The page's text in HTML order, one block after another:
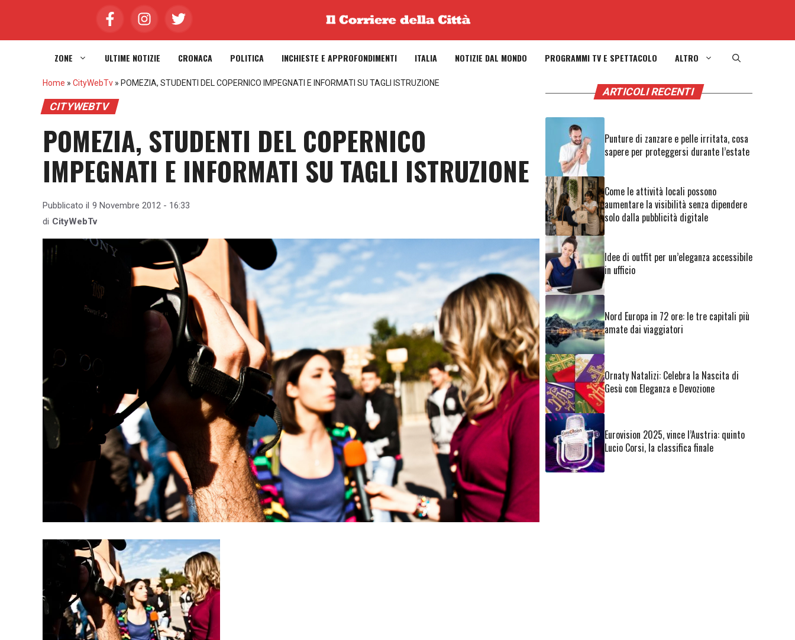
ZONE ULTIME NOTIZIE CRONACA POLITICA INCHIESTE E APPROFONDIMENTI ITALIA NOTIZIE DAL MONDO PROGRAMMI TV E SPETTACOLO ALTRO
Home » CityWebTv » POMEZIA, STUDENTI DEL COPERNICO IMPEGNATI E INFORMATI SU TAGLI ISTRUZIONE
CITYWEBTV
POMEZIA, STUDENTI DEL COPERNICO
IMPEGNATI E INFORMATI SU TAGLI ISTRUZIONE
Pubblicato il 9 Novembre 2012 - 16:33
di CityWebTv
ARTICOLI RECENTI
Punture di zanzare e pelle irritata, cosa
sapere per proteggersi durante l’estate
Come le attività locali possono
aumentare la visibilità senza dipendere
solo dalla pubblicità digitale
Idee di outfit per un’eleganza accessibile
in ufficio
Nord Europa in 72 ore: le tre capitali più
amate dai viaggiatori
Ornaty Natalizi: Celebra la Nascita di
Gesù con Eleganza e Devozione
Eurovision 2025, vince l’Austria: quinto
Lucio Corsi, la classifica finale